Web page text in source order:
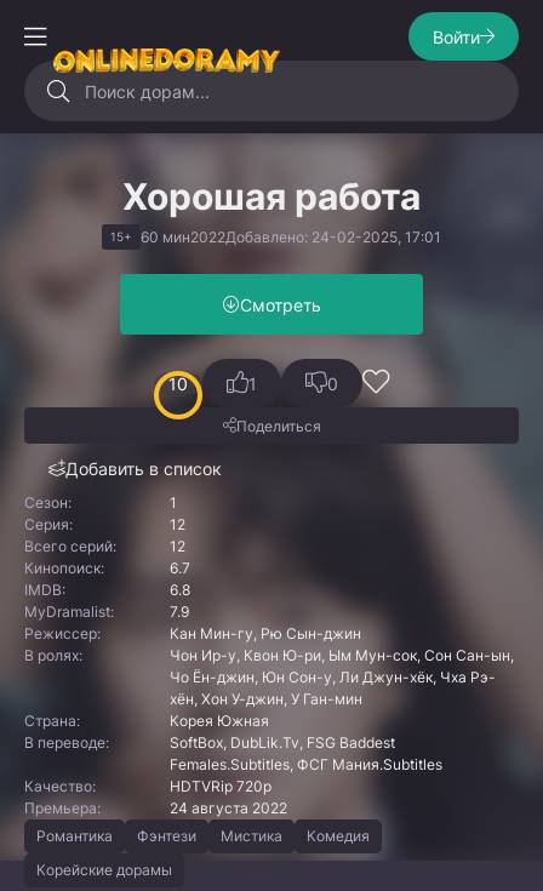
Войти
Хорошая работа
15+ 60 мин2022Добавлено: 24-02-2025, 17:01
Смотреть
10
Добавить в список
1 0
Поделиться
Сезон:
1
Серия:
12
Всего серий:
12
Кинопоиск:
6.7
IMDB:
6.8
MyDramalist:
7.9
Режиссер:
Кан Мин-гу, Рю Сын-джин
В ролях:
Чон Ир-у, Квон Ю-ри, Ым Мун-сок, Сон Сан-ын,
Чо Ён-джин, Юн Сон-у, Ли Джун-хёк, Чха Рэ-
хён, Хон У-джин, У Ган-мин
Страна:
Корея Южная
В переводе:
SoftBox, DubLik.Tv, FSG Baddest
Females.Subtitles, ФСГ Мания.Subtitles
Качество:
HDTVRip 720p
Премьера:
24 августа 2022
Романтика
Фэнтези Мистика
Комедия
Корейские дорамы